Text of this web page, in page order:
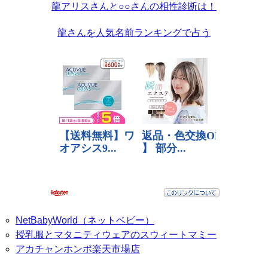
龍アリスさんと○○さんの相性診断は！
龍さんを人気名前ランキングで占う
NetBabyWorld（ネットベビー）
授乳服とマタニティウェアのスウィートマミー
アカチャンホンポ楽天市場店